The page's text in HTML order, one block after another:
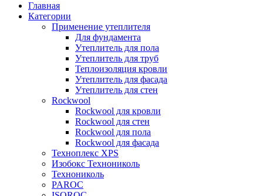
Главная
Категории
Применение утеплителя
Для фундамента
Утеплитель для пола
Утеплитель для труб
Теплоизоляция кровли
Утеплитель для фасада
Утеплитель для стен
Rockwool
Rockwool для кровли
Rockwool для стен
Rockwool для пола
Rockwool для фасада
Техноплекс XPS
Изобокс Технониколь
Технониколь
PAROC